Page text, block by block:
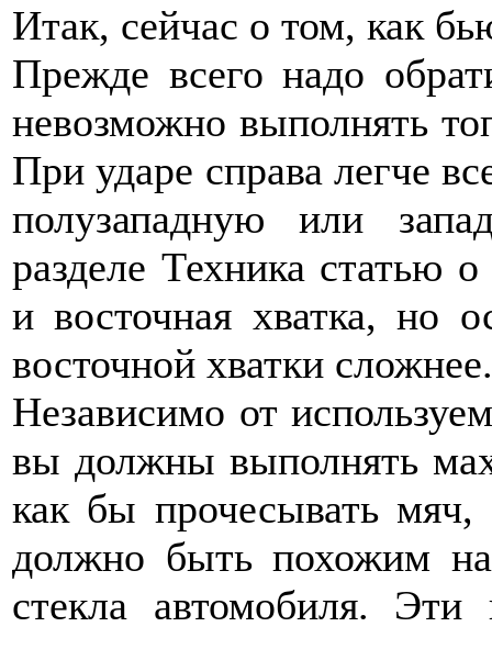
Итак, сейчас о том, как
Прежде всего надо
невозможно выполнять
При ударе справа легче
полузападную или
разделе Техника статью
и восточная хватка, но
восточной хватки сложнее.
Независимо от
вы должны выполнять
как бы прочесывать
должно быть похожим на
стекла автомобиля.